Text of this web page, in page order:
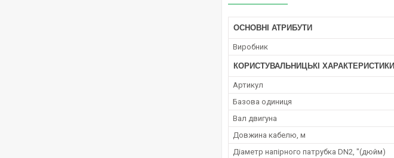
ОСНОВНІ АТРИБУТИ
Виробник
КОРИСТУВАЛЬНИЦЬКІ ХАРАКТЕРИСТИКИ
Артикул
Базова одиниця
Вал двигуна
Довжина кабелю, м
Діаметр напірного патрубка DN2, "(дюйм)